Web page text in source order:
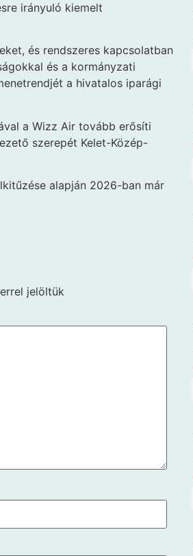
irányuló kiemelt
és rendszeres kapcsolatban
és a kormányzati
a hivatalos iparági
a Wizz Air tovább erősíti
szerepét Kelet-Közép-
alapján 2026-ban már
jelöltük